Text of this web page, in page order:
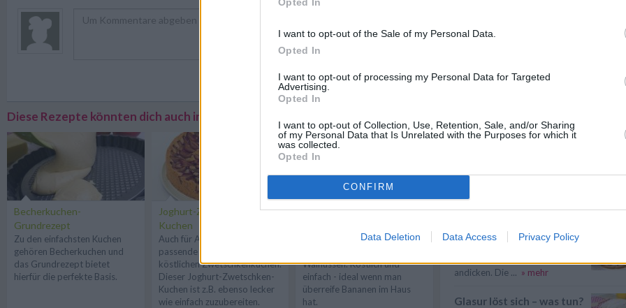
I want to opt-out of the Sale of my Personal Data.
Opted In
I want to opt-out of processing my Personal Data for Targeted
Advertising.
Opted In
I want to opt-out of Collection, Use, Retention, Sale, and/or Sharing
of my Personal Data that Is Unrelated with the Purposes for which it
was collected.
Opted In
CONFIRM
Data Deletion Data Access Privacy Policy
Registrieren Anmelden
Diese Rezepte könnten dich auch interessieren
Becherkuchen-
Grundrezept
Zu den einfachsten Kuchen
gehören Becherkuchen und
das Grundrezept bietet
hierfür die perfekte Basis.
Joghurt-Zwetschken-
Kuchen
Auch für Anfänger gibt es das
passende Rezept für einen
köstlichen Zwetschkenkuchen.
Dieser Joghurt-Zwetschken-
Kuchen ist z.B. ebenso lecker
wie einfach zuzubereiten.
Einmaliger Bananenkuchen
Mit diesem Rezept gelingt ein
Walnüssen. Köstlich und
einfach - ideal wenn man
überreife Bananen im Haus
hat.
Wer Eier kochen will, sollte in
Suppen kochen
klare ...
» mehr
vielseitiges
Sauce zu dünn - was tun?
andicken. Die ... » mehr
Glasur löst sich – was tun?